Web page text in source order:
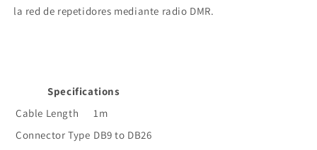
la red de repetidores mediante radio DMR.
Specifications
Cable Length
1m
Connector Type DB9 to DB26